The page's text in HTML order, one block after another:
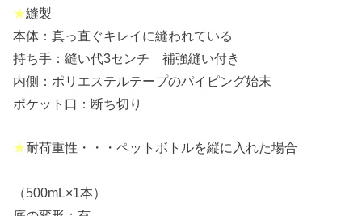
★縫製
本体：真っ直ぐキレイに縫われている
持ち手：縫い代3センチ 補強縫い付き
内側：ポリエステルテープのパイピング始末
ポケット口：断ち切り
★耐荷重性・・・ペットボトルを縦に入れた場合
（500mL×1本）